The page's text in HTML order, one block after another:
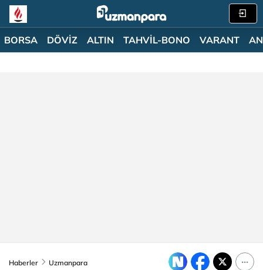
BORSA DÖVİZ ALTIN TAHVİL-BONO VARANT
Haberler Uzmanpara